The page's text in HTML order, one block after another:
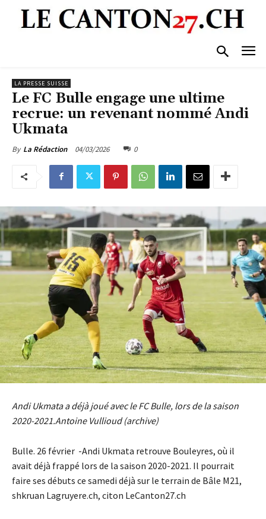
LA PRESSE SUISSE
Le FC Bulle engage une ultime
recrue: un revenant nommé Andi
Ukmata
By La Rédaction 04/03/2026 0
Andi Ukmata a déjà joué avec le FC Bulle, lors de la saison
2020-2021.Antoine Vullioud (archive)
Bulle. 26 février -Andi Ukmata retrouve Bouleyres, où il
avait déjà frappé lors de la saison 2020-2021. Il pourrait
faire ses débuts ce samedi déjà sur le terrain de Bâle M21,
shkruan Lagruyere.ch, citon LeCanton27.ch